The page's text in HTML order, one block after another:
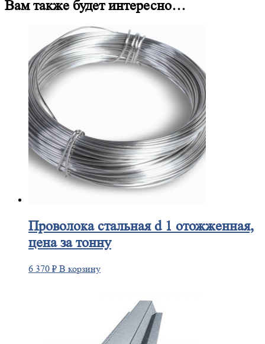
Вам также будет интересно…
Проволокастальная d 1 отожженная,
цена за тонну
6 370 ₽ В корзину